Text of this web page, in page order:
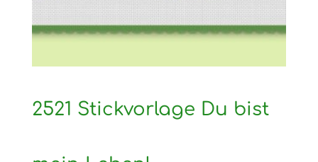
2521 Stickvorlage Du bist